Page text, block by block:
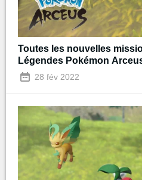
Toutes les nouvelles
Légendes Pokémon
28 fév 2022